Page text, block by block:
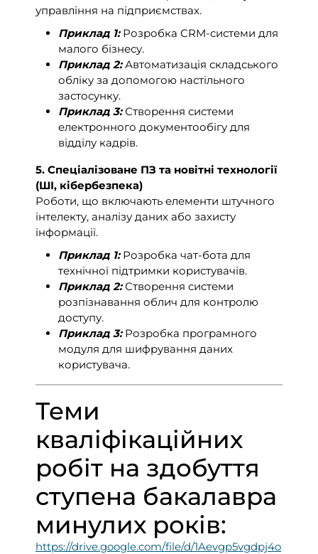
управління на підприємствах.
Приклад 1:Розробка CRM-системи для
малого бізнесу.
Приклад 2:Автоматизація складського
обліку за допомогою настільного
застосунку.
Приклад 3:Створення системи
електронного документообігу для
відділу кадрів.
5. Спеціалізоване ПЗ та новітні технології
(ШІ, кібербезпека)
Роботи, що включають елементи штучного
інтелекту, аналізу даних або захисту
інформації.
Приклад 1:Розробка чат-бота для
технічної підтримки користувачів.
Приклад 2:Створення системи
розпізнавання облич для контролю
доступу.
Приклад 3:Розробка програмного
модуля для шифрування даних
користувача.
Теми
кваліфікаційних
робіт на здобуття
ступена бакалавра
минулих років:
https://drive.google.com/file/d/1Aevgp5vgdpj4o